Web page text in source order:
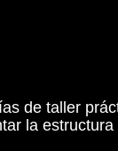
de taller
la estructura